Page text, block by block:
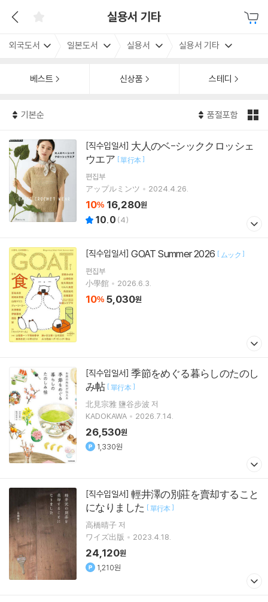
실용서 기타
외국도서 일본도서 실용서 실용서 기타
베스트 신상품 스테디
기본순 품절포함
[직수입일서]
ウエア [單行本]
편집부
アップルミンツ
2024.4.26.
10% 16,280원
10.0 (4)
[직수입일서] GOAT Summer 2026 [ ムック ]
편집부
小學館
2026.6.3.
10% 5,030원
[직수입일서] 季節をめぐる暮らしのたのし
み帖 [單行本]
北見宗雅 鹽谷步波 저
KADOKAWA
2026.7.14.
26,530원
1,330원
[직수입일서] 輕井澤の別莊を賣却すること
になりました [單行本]
高橋晴子 저
ワイズ出版
2023.4.18.
24,120원
1,210원